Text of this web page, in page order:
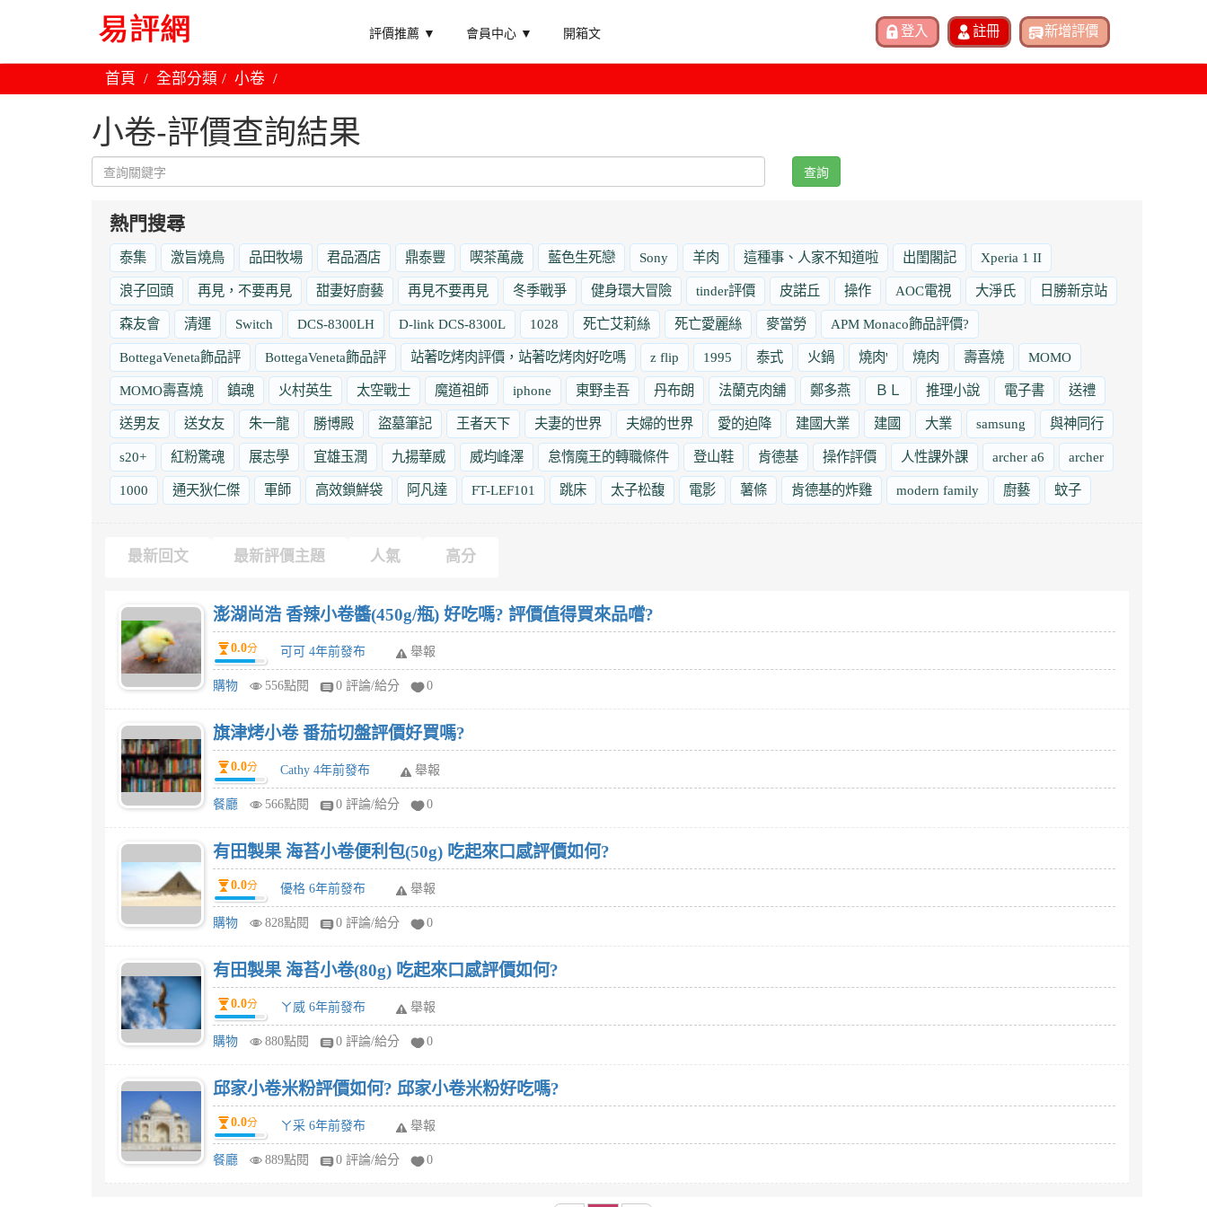
評價推薦 ▼ 會員中心 ▼ 開箱文
首頁 全部分類 小卷
小卷-評價查詢結果
查詢
熱門搜尋
泰集 激旨燒鳥 品田牧場 君品酒店 鼎泰豐 喫茶萬歲 藍色生死戀 Sony 羊肉 這種事、人家不知道啦 出閨閣記 Xperia 1 II
浪子回頭 再見，不要再見 甜妻好廚藝 再見不要再見 冬季戰爭 健身環大冒險 tinder評價 皮諾丘 操作 AOC電視 大淨氏 日勝新京站
森友會 清運 Switch DCS-8300LH D-link DCS-8300L 1028 死亡艾莉絲 死亡愛麗絲 麥當勞 APM Monaco飾品評價?
BottegaVeneta飾品評 BottegaVeneta飾品評 站著吃烤肉評價，站著吃烤肉好吃嗎 z flip 1995 泰式 火鍋 燒肉' 燒肉 壽喜燒 MOMO
MOMO壽喜燒 鎮魂 火村英生 太空戰士 魔道祖師 iphone 東野圭吾 丹布朗 法蘭克肉舖 鄭多燕 ＢＬ 推理小說 電子書 送禮
送男友 送女友 朱一龍 勝博殿 盜墓筆記 王者天下 夫妻的世界 夫婦的世界 愛的迫降 建國大業 建國 大業 samsung 與神同行
s20+ 紅粉驚魂 展志學 宜雄玉潤 九揚華威 威均峰澤 怠惰魔王的轉職條件 登山鞋 肯德基 操作評價 人性課外課 archer a6 archer
1000 通天狄仁傑 軍師 高效鎖鮮袋 阿凡達 FT-LEF101 跳床 太子松馥 電影 薯條 肯德基的炸雞 modern family 廚藝 蚊子
最新回文 最新評價主題 人氣 高分
澎湖尚浩 香辣小卷醬(450g/瓶) 好吃嗎? 評價值得買來品嚐?
0.0分 可可 4年前發布 舉報
購物 556點閱 0 評論/給分 0
旗津烤小卷 番茄切盤評價好買嗎?
0.0分 Cathy 4年前發布 舉報
餐廳 566點閱 0 評論/給分 0
有田製果 海苔小卷便利包(50g) 吃起來口感評價如何?
0.0分 優格 6年前發布 舉報
購物 828點閱 0 評論/給分 0
有田製果 海苔小卷(80g) 吃起來口感評價如何?
0.0分 ㄚ威 6年前發布 舉報
購物 880點閱 0 評論/給分 0
邱家小卷米粉評價如何? 邱家小卷米粉好吃嗎?
0.0分 ㄚ采 6年前發布 舉報
餐廳 889點閱 0 評論/給分 0